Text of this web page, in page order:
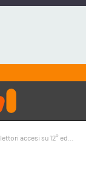
Tra le sfide più urgenti al centro del dibattito: il Piano Casa